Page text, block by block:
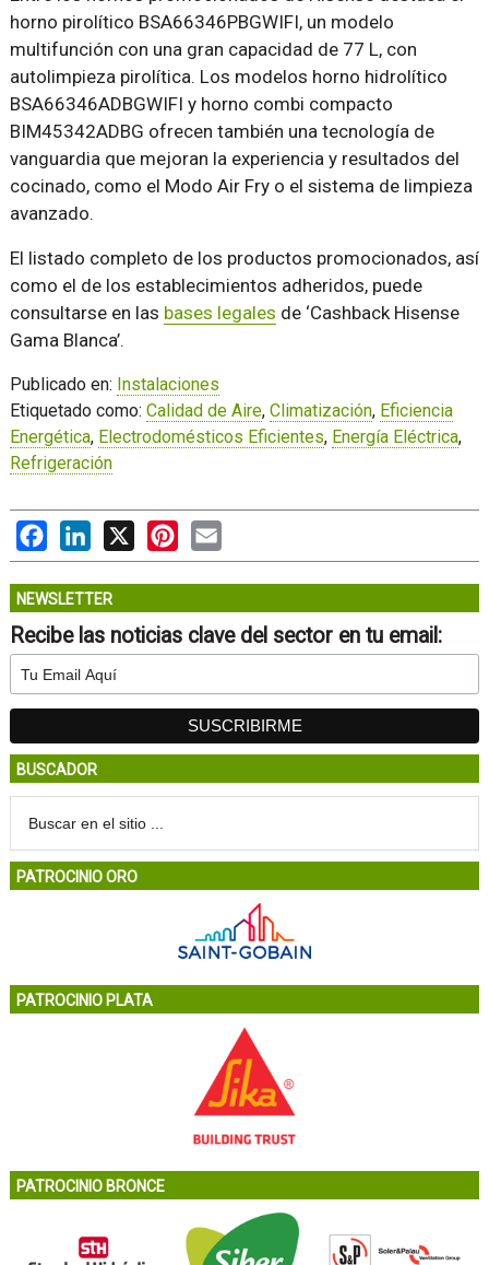
horno pirolítico BSA66346PBGWIFI, un modelo
multifunción con una gran capacidad de 77 L, con
autolimpieza pirolítica. Los modelos horno hidrolítico
BSA66346ADBGWIFI y horno combi compacto
BIM45342ADBG ofrecen también una tecnología de
vanguardia que mejoran la experiencia y resultados del
cocinado, como el Modo Air Fry o el sistema de limpieza
avanzado.
El listado completo de los productos promocionados, así
como el de los establecimientos adheridos, puede
consultarse en las bases legales de ‘Cashback Hisense
Gama Blanca’.
Publicado en: Instalaciones
Etiquetado como: Calidad de Aire, Climatización, Eficiencia
Energética, Electrodomésticos Eficientes, Energía Eléctrica,
Refrigeración
FacebookLinkedIn Pinterest
NEWSLETTER
Recibe las noticias clave del sector en tu email:
BUSCADOR
PATROCINIO ORO
PATROCINIO PLATA
PATROCINIO BRONCE